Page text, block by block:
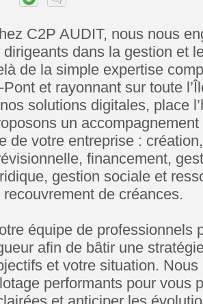
C2P AUDIT, nous nous
dirigeants dans la gestion et
de la simple expertise
Pont et rayonnant sur toute
solutions digitales, place
un
de votre entreprise :
financement,
gestion sociale et
recouvrement de créances.
équipe de professionnels
afin de bâtir une
et votre situation.
performants pour vous